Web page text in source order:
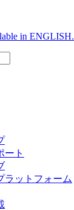
in ENGLISH.
ート
ラットフォーム